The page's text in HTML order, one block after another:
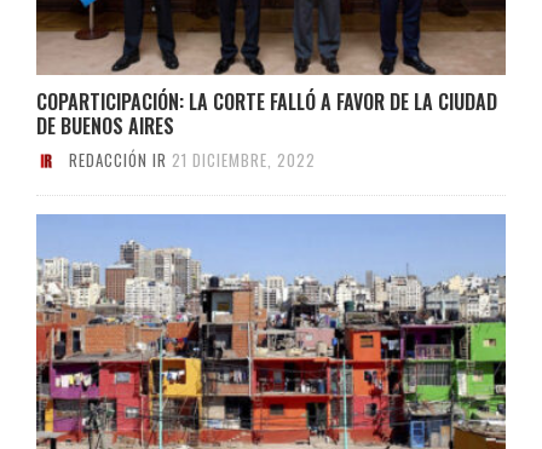
COPARTICIPACIÓN: LA CORTE FALLÓ A FAVOR DE LA CIUDAD
DE BUENOS AIRES
REDACCIÓN IR 21 DICIEMBRE, 2022